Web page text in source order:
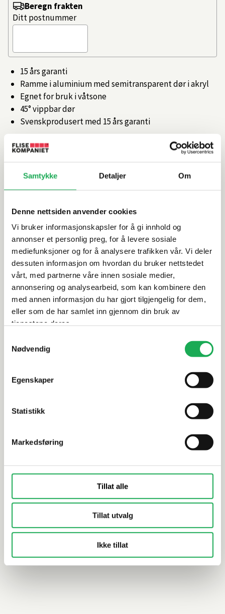
Samtykke Detaljer Om
Denne nettsiden anvender cookies
Vi bruker informasjonskapsler for å gi innhold og
annonser et personlig preg, for å levere sosiale
mediefunksjoner og for å analysere trafikken vår. Vi deler
dessuten informasjon om hvordan du bruker nettstedet
vårt, med partnerne våre innen sosiale medier,
annonsering og analysearbeid, som kan kombinere den
med annen informasjon du har gjort tilgjengelig for dem,
eller som de har samlet inn gjennom din bruk av
tjenestene deres.
Nødvendig
Egenskaper
Statistikk
Markedsføring
Tillat alle
Tillat utvalg
Ikke tillat
15 års garanti
Ramme i aluminium med semitransparent dør i akryl
Egnet for bruk i våtsone
45° vippbar dør
Svenskprodusert med 15 års garanti
Artikkelnr.101349903
Beregn frakten
Ditt postnummer
Produktinformasjon
Spesifikasjoner
Rengjøring og vedlikehold
Leveringsinformasjon
Vurderinger
Dokumentasjon
Alternative produkter
CASE Dusjoppbevaring 25x25, Sort
matt
BOX
matt